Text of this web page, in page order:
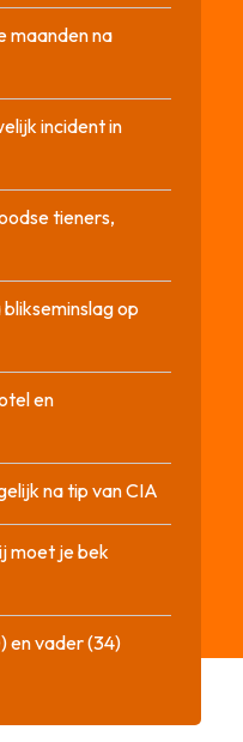
maanden na
incident in
tieners,
op
en
na tip van CIA
moet je bek
en vader (34)